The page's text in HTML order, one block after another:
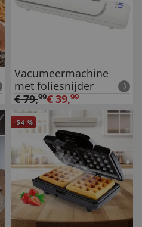
Vacumeermachine
met foliesnijder
€79,99€ 39,99
-54 %